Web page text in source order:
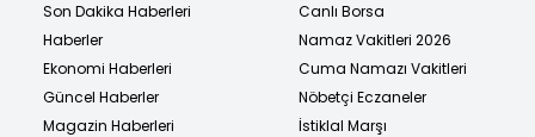
Son Dakika Haberleri
Haberler
Ekonomi Haberleri
Güncel Haberler
Magazin Haberleri
Canlı Borsa
Namaz Vakitleri 2026
Cuma Namazı Vakitleri
Nöbetçi Eczaneler
İstiklal Marşı